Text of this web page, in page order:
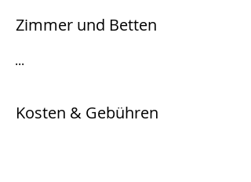
Zimmer und Betten
...
Kosten & Gebühren